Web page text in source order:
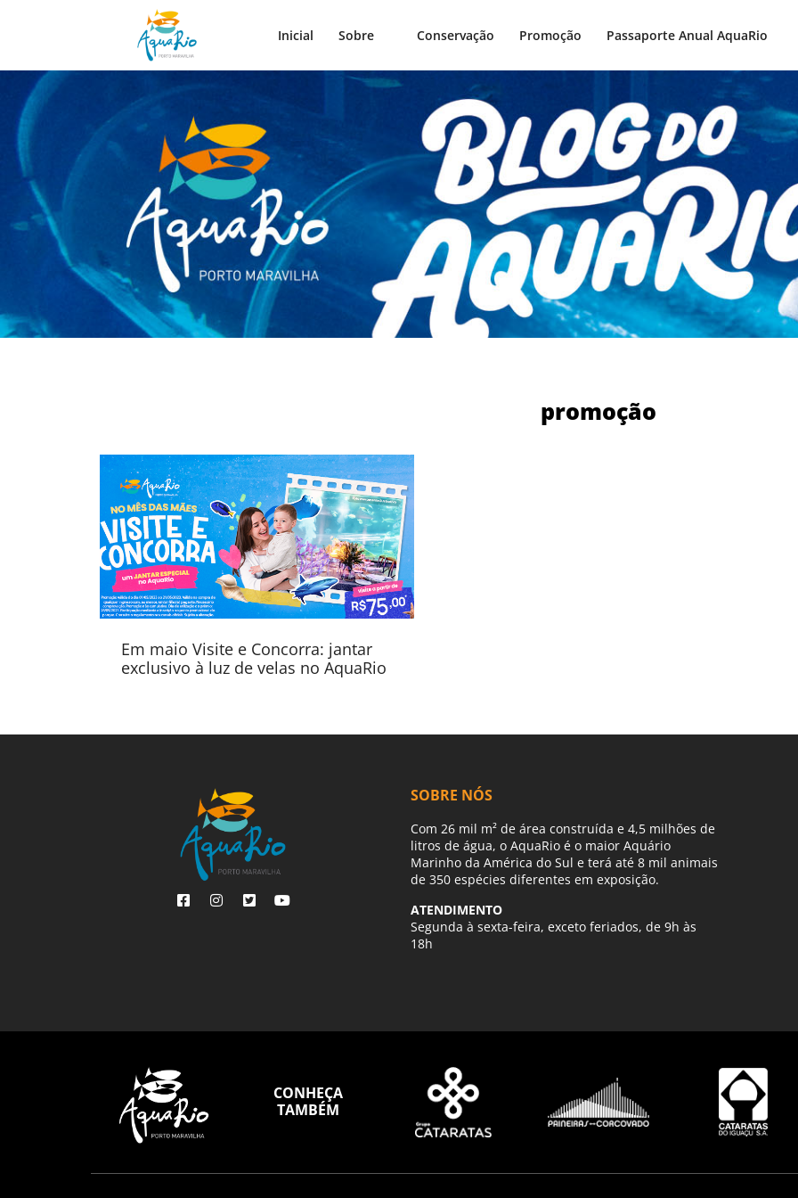
Inicial Sobre Conservação Promoção Passaporte Anual AquaRio
promoção
Em maio Visite e Concorra: jantar
exclusivo à luz de velas no AquaRio
SOBRE NÓS
Com 26 mil m² de área construída e 4,5 milhões de
litros de água, o AquaRio é o maior Aquário
Marinho da América do Sul e terá até 8 mil animais
de 350 espécies diferentes em exposição.
ATENDIMENTO
Segunda à sexta-feira, exceto feriados, de 9h às
18h
CONHEÇA
TAMBÉM